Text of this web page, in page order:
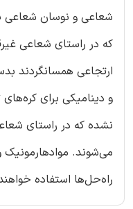
شعاعی و نوسان شعاعی
که در راستای شعاعی
ارتجاعی همسانگردند
و دینامیکی برای
نشده که در راستای
می‌شوند. مواد‌هارمونیک و
راه‌حل‌ها استفاده